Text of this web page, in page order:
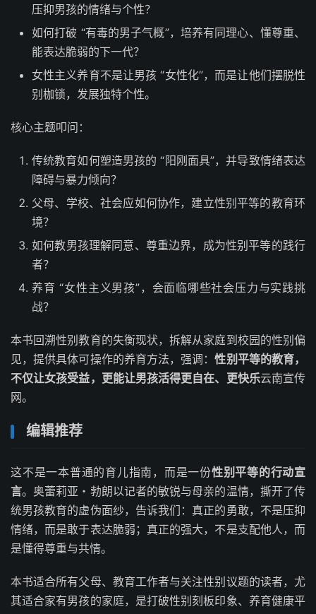
压抑男孩的情绪与个性？
如何打破 “有毒的男子气概”，培养有同理心、懂尊重、
能表达脆弱的下一代？
女性主义养育不是让男孩 “女性化”，而是让他们摆脱性
别枷锁，发展独特个性。
核心主题叩问：
传统教育如何塑造男孩的 “阳刚面具”，并导致情绪表达
障碍与暴力倾向？
父母、学校、社会应如何协作，建立性别平等的教育环
境？
如何教男孩理解同意、尊重边界，成为性别平等的践行
者？
养育 “女性主义男孩”，会面临哪些社会压力与实践挑
战？
本书回溯性别教育的失衡现状，拆解从家庭到校园的性别偏
见，提供具体可操作的养育方法，强调：性别平等的教育，
不仅让女孩受益，更能让男孩活得更自在、更快乐云南宣传
网。
编辑推荐
这不是一本普通的育儿指南，而是一份性别平等的行动宣
言。奥蕾莉亚・勃朗以记者的敏锐与母亲的温情，撕开了传
统男孩教育的虚伪面纱，告诉我们：真正的勇敢，不是压抑
情绪，而是敢于表达脆弱；真正的强大，不是支配他人，而
是懂得尊重与共情。
本书适合所有父母、教育工作者与关注性别议题的读者，尤
其适合家有男孩的家庭，是打破性别刻板印象、养育健康平